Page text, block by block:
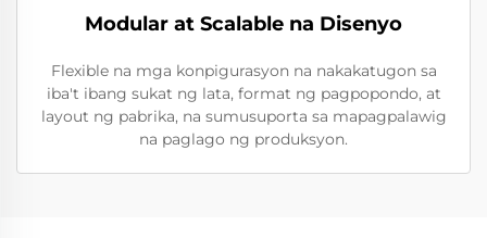
Modular at Scalable na Disenyo
Flexible na mga konpigurasyon na nakakatugon sa
iba't ibang sukat ng lata, format ng pagpopondo, at
layout ng pabrika, na sumusuporta sa mapagpalawig
na paglago ng produksyon.